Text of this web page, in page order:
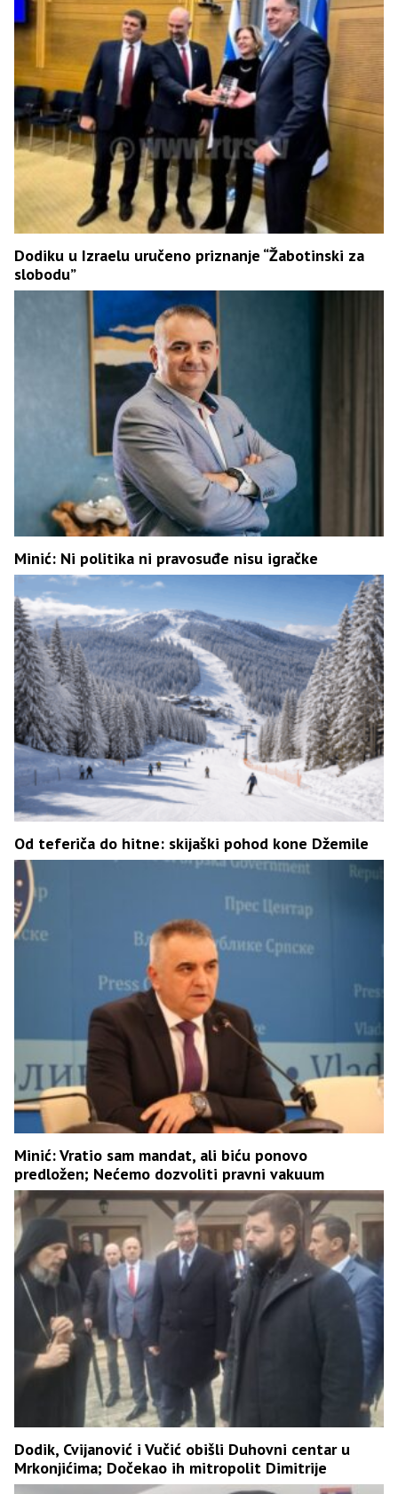
Dodiku u Izraelu uručeno priznanje “Žabotinski za
slobodu”
Minić: Ni politika ni pravosuđe nisu igračke
Od teferiča do hitne: skijaški pohod kone Džemile
Minić: Vratio sam mandat, ali biću ponovo
predložen; Nećemo dozvoliti pravni vakuum
Dodik, Cvijanović i Vučić obišli Duhovni centar u
Mrkonjićima; Dočekao ih mitropolit Dimitrije